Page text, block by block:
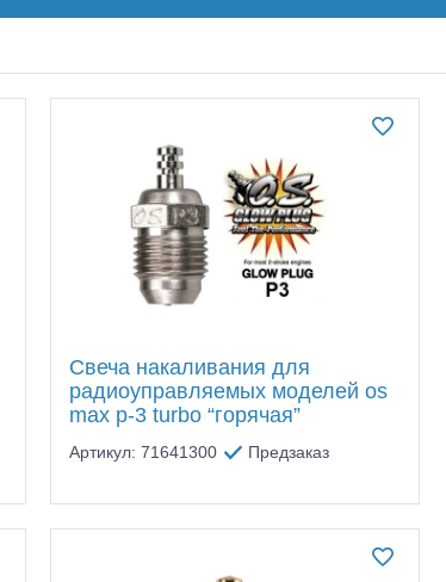
Свеча накаливания для
радиоуправляемых моделей os
max p-3 turbo “горячая”
Артикул: 71641300 Предзаказ